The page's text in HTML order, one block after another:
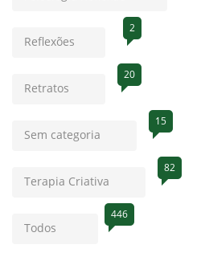
Reflexões
2
Retratos
20
Sem categoria
15
Terapia Criativa
82
Todos
446